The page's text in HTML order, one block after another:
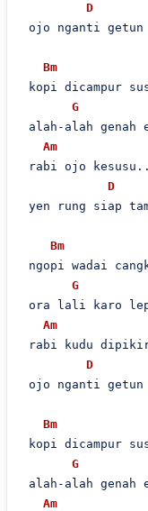
D
ojo nganti getun
Bm
kopi dicampur
G
alah-alah genah
Am
rabi ojo kesusu..
D
yen rung siap
Bm
ngopi wadai
G
ora lali karo
Am
rabi kudu
D
ojo nganti getun
Bm
kopi dicampur
G
alah-alah genah
Am